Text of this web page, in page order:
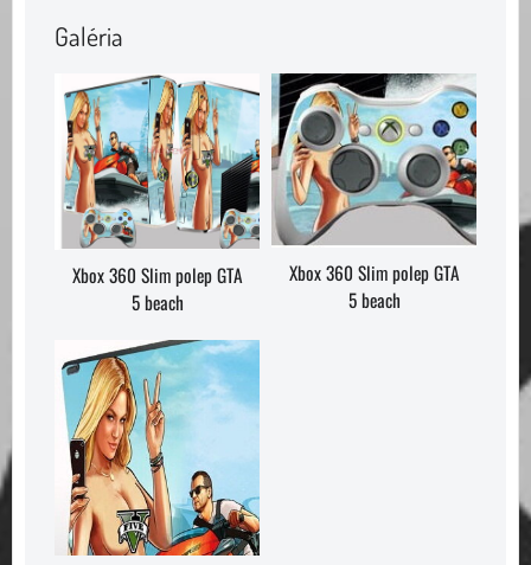
Galéria
Xbox 360 Slim polep GTA
5 beach
Xbox 360 Slim polep GTA
5 beach